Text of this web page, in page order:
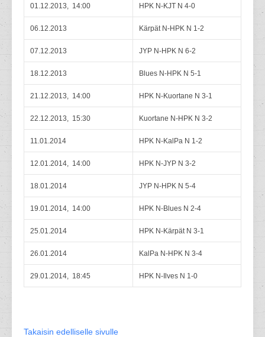
01.12.2013, 14:00 HPK N-KJT N 4-0
06.12.2013 Kärpät N-HPK N 1-2
07.12.2013 JYP N-HPK N 6-2
18.12.2013 Blues N-HPK N 5-1
21.12.2013, 14:00 HPK N-Kuortane N 3-1
22.12.2013, 15:30 Kuortane N-HPK N 3-2
11.01.2014 HPK N-KalPa N 1-2
12.01.2014, 14:00 HPK N-JYP N 3-2
18.01.2014 JYP N-HPK N 5-4
19.01.2014, 14:00 HPK N-Blues N 2-4
25.01.2014 HPK N-Kärpät N 3-1
26.01.2014 KalPa N-HPK N 3-4
29.01.2014, 18:45 HPK N-Ilves N 1-0
Takaisin edelliselle sivulle